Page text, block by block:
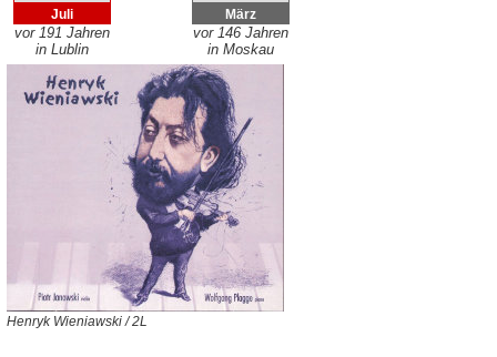
Juli
vor 191 Jahren
in Lublin
März
vor 146 Jahren
in Moskau
Henryk Wieniawski / 2L